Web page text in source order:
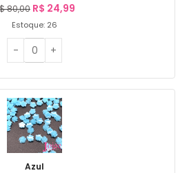
80,00 R$ 24,99
Estoque: 26
Azul